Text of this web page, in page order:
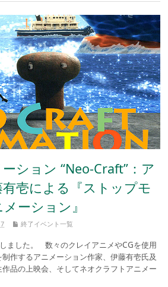
ーション “Neo-Craft”：ア
壱による『ストップモ
ーション』
終了イベント一覧
ました。 数々のクレイアニメやCGを使用
作するアニメーション作家、伊藤有壱氏及
品の上映会、そしてネオクラフトアニメー